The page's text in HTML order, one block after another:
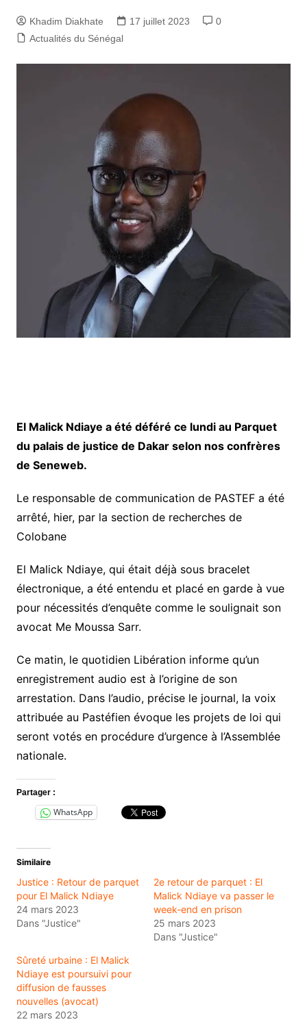
Khadim Diakhate 17 juillet 2023
0
Actualités du Sénégal
El Malick Ndiaye a été déféré ce lundi au Parquet
du palais de justice de Dakar selon nos confrères
de Seneweb.
Le responsable de communication de PASTEF a été
arrêté, hier, par la section de recherches de
Colobane
El Malick Ndiaye, qui était déjà sous bracelet
électronique, a été entendu et placé en garde à vue
pour nécessités d’enquête comme le soulignait son
avocat Me Moussa Sarr.
Ce matin, le quotidien Libération informe qu’un
enregistrement audio est à l’origine de son
arrestation. Dans l’audio, précise le journal, la voix
attribuée au Pastéfien évoque les projets de loi qui
seront votés en procédure d’urgence à l’Assemblée
nationale.
Partager :
WhatsApp
Similaire
Justice : Retour de parquet
pour El Malick Ndiaye
24 mars 2023
Dans "Justice"
2e retour de parquet : El
Malick Ndiaye va passer le
week-end en prison
25 mars 2023
Dans "Justice"
Sûreté urbaine : El Malick
Ndiaye est poursuivi pour
diffusion de fausses
nouvelles (avocat)
22 mars 2023